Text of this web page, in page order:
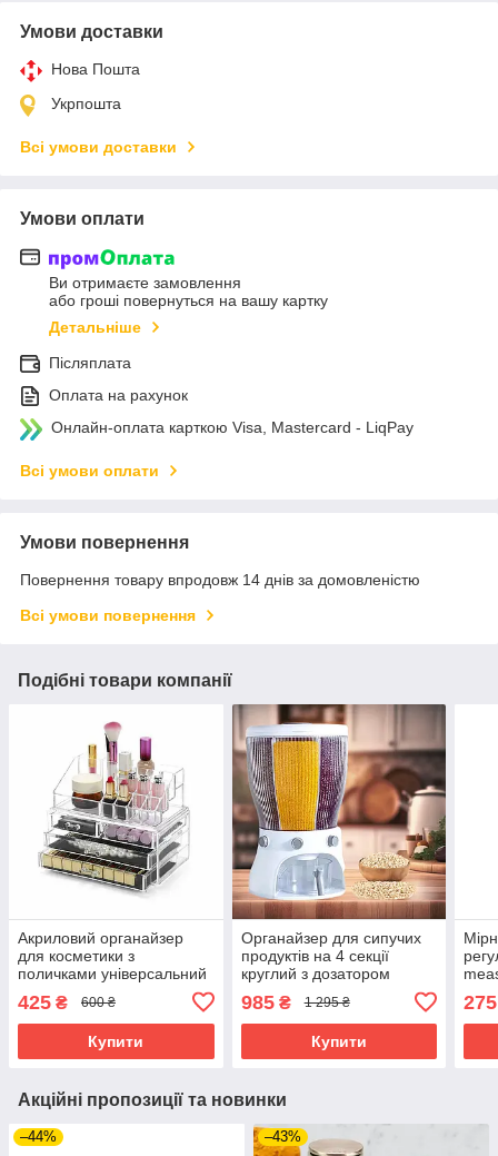
Умови доставки
Нова Пошта
Укрпошта
Всі умови доставки
Умови оплати
Ви отримаєте замовлення
або гроші повернуться на вашу картку
Детальніше
Післяплата
Оплата на рахунок
Онлайн-оплата карткою Visa, Mastercard - LiqPay
Всі умови оплати
Умови повернення
Повернення товару впродовж 14 днів за домовленістю
Всі умови повернення
Подібні товари компанії
Акриловий органайзер
для косметики з
поличками універсальний
бокс підставка для помад
Cosmetic Storage Box
425 ₴ 600 ₴
Купити
Органайзер для сипучих
продуктів на 4 секції
круглий з дозатором
обертовий контейнер для
круп
985₴ 1 295 ₴
Купити
275
Акційні пропозиції та новинки
–44% –43%